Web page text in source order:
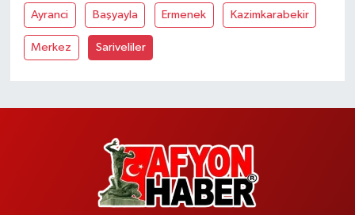
Ayranci Başyayla Ermenek Kazimkarabekir
Merkez Sariveliler